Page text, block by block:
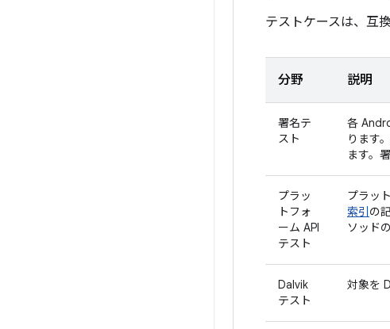
テストケースは、互
分野 説明
署名テ
スト
各
ります
ます。
プラッ
トフォ
ーム API
テスト
プラッ
索引 の
ソッド
Dalvik
テスト
対象を